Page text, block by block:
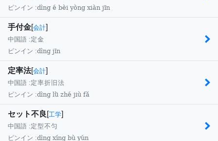
ピンイン :dìng é bèi yòng xiàn jīn
手付金[会計]
中国語 :定金
ピンイン :dìng jīn
定率法[会計]
中国語 :定率折旧法
ピンイン :dìng lǜ zhé jiù fǎ
セット不良 [工学]
中国語 :定型不匀
ピンイン :dìng xíng bù yún